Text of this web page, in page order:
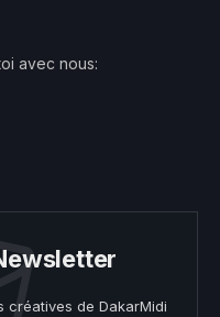
avec nous:
créatives de DakarMidi